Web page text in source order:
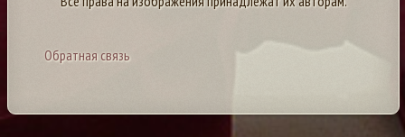
Обратная связь